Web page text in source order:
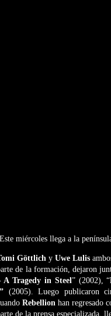
miércoles llega a la
Göttlich y Uwe Lulis
de la formación, dejaron
A Tragedy in Steel” (2002), “
(2005). Luego publicaron
Rebellion han regresado
de la prensa especializada,